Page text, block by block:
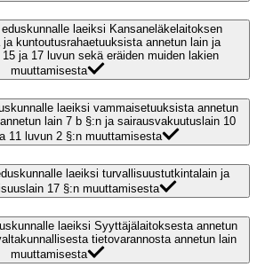
laeiksi Kansaneläkelaitoksen
kuntoutusrahaetuuksista annetun lain ja
ja 17 luvun sekä eräiden muiden lakien
muuttamisesta
laeiksi vammaisetuuksista annetun
lain 7 b §:n ja sairausvakuutuslain 10
11 luvun 2 §:n muuttamisesta
laeiksi turvallisuustutkintalain ja
17 §:n muuttamisesta
laeiksi Syyttäjälaitoksesta annetun
tietovarannosta annetun lain
muuttamisesta